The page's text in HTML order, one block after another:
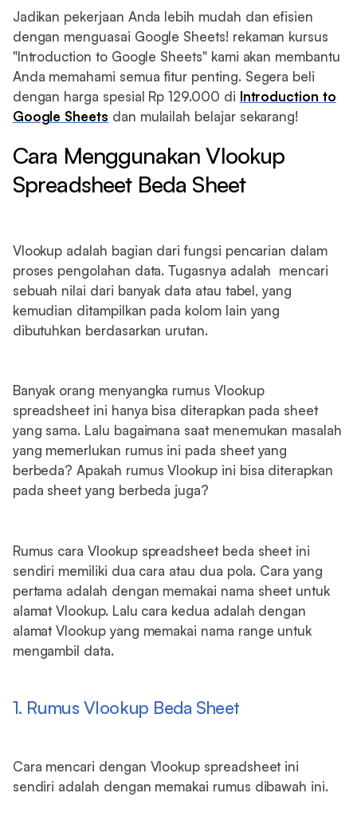
Jadikan pekerjaan Anda lebih mudah dan efisien
dengan menguasai Google Sheets! rekaman kursus
"Introduction to Google Sheets" kami akan membantu
Anda memahami semua fitur penting. Segera beli
dengan harga spesial Rp 129.000 di Introduction to
Google Sheets dan mulailah belajar sekarang!
Cara Menggunakan Vlookup
Spreadsheet Beda Sheet
Vlookup adalah bagian dari fungsi pencarian dalam
proses pengolahan data. Tugasnya adalah mencari
sebuah nilai dari banyak data atau tabel, yang
kemudian ditampilkan pada kolom lain yang
dibutuhkan berdasarkan urutan.
Banyak orang menyangka rumus Vlookup
spreadsheet ini hanya bisa diterapkan pada sheet
yang sama. Lalu bagaimana saat menemukan masalah
yang memerlukan rumus ini pada sheet yang
berbeda? Apakah rumus Vlookup ini bisa diterapkan
pada sheet yang berbeda juga?
Rumus cara Vlookup spreadsheet beda sheet ini
sendiri memiliki dua cara atau dua pola. Cara yang
pertama adalah dengan memakai nama sheet untuk
alamat Vlookup. Lalu cara kedua adalah dengan
alamat Vlookup yang memakai nama range untuk
mengambil data.
1. Rumus Vlookup Beda Sheet
Cara mencari dengan Vlookup spreadsheet ini
sendiri adalah dengan memakai rumus dibawah ini.